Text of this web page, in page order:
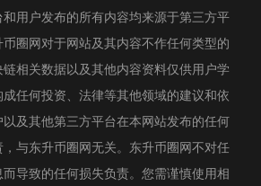
用户发布的所有内容均来源于第三方平
圈网对于网站及其内容不作任何类型的
相关数据以及其他内容资料仅供用户学
任何投资、法律等其他领域的建议和依
及其他第三方平台在本网站发布的任何
与东升币圈网无关。东升币圈网不对任
导致的任何损失负责。您需谨慎使用相